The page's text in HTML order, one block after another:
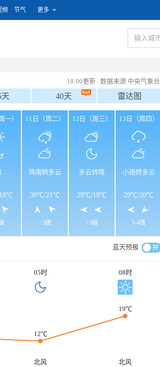
频 节气 更多
18:00更新 | 数据来源 中央气象台
天 40天 雷达图
一）
18℃
11日（周二）
阵雨转多云
30℃/21℃
<3级
12日（周三）
多云转晴
29℃/19℃
<3级
13日（周四）
小雨转多云
29℃/20℃
3-4级
蓝天预报
05时 08时
12℃
19℃
北风
北风